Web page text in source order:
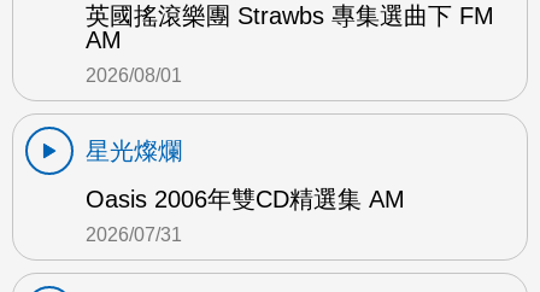
英國搖滾樂團 Strawbs 專集選曲下 FM
AM
2026/08/01
星光燦爛
Oasis 2006年雙CD精選集 AM
2026/07/31